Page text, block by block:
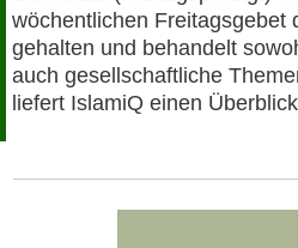
wöchentlichen Freitagsgebet
gehalten und behandelt
auch gesellschaftliche
liefert IslamiQ einen